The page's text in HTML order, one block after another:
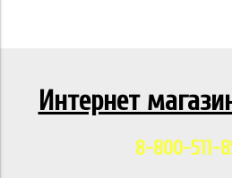
Интернет
8-800-511-